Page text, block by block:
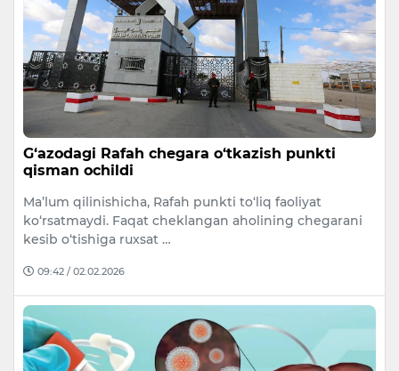
G‘azodagi Rafah chegara o‘tkazish punkti
qisman ochildi
Ma’lum qilinishicha, Rafah punkti to‘liq faoliyat
ko‘rsatmaydi. Faqat cheklangan aholining chegarani
kesib o‘tishiga ruxsat …
09:42 / 02.02.2026